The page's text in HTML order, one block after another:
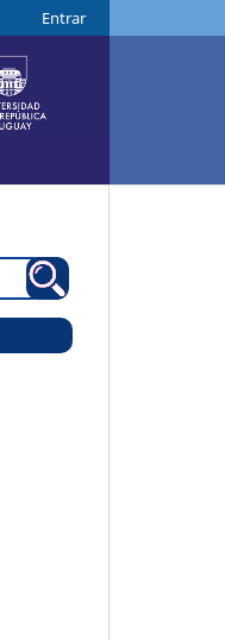
Entrar